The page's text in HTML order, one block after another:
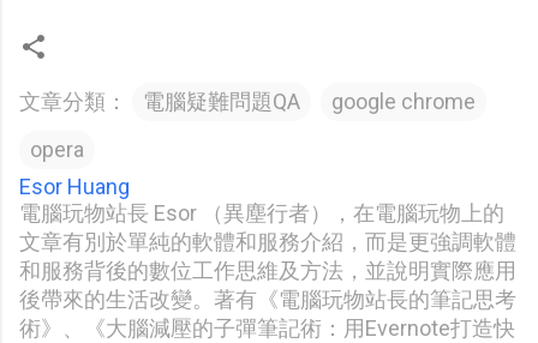
文章分類： 電腦疑難問題QA
google chrome
opera
Esor Huang
電腦玩物站長 Esor （異塵行者），在電腦玩物上的
文章有別於單純的軟體和服務介紹，而是更強調軟體
和服務背後的數位工作思維及方法，並說明實際應用
後帶來的生活改變。著有《電腦玩物站長的筆記思考
術》、《大腦減壓的子彈筆記術：用Evernote打造快